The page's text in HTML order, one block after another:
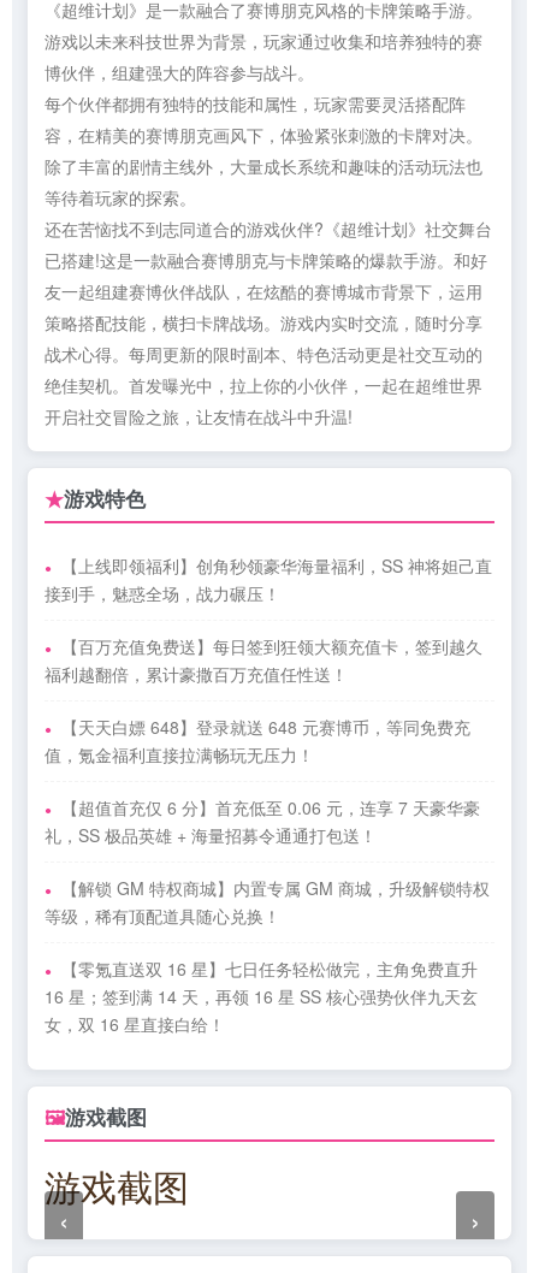
《超维计划》是一款融合了赛博朋克风格的卡牌策略手游。
游戏以未来科技世界为背景，玩家通过收集和培养独特的赛
博伙伴，组建强大的阵容参与战斗。
每个伙伴都拥有独特的技能和属性，玩家需要灵活搭配阵
容，在精美的赛博朋克画风下，体验紧张刺激的卡牌对决。
除了丰富的剧情主线外，大量成长系统和趣味的活动玩法也
等待着玩家的探索。
还在苦恼找不到志同道合的游戏伙伴?《超维计划》社交舞台
已搭建!这是一款融合赛博朋克与卡牌策略的爆款手游。和好
友一起组建赛博伙伴战队，在炫酷的赛博城市背景下，运用
策略搭配技能，横扫卡牌战场。游戏内实时交流，随时分享
战术心得。每周更新的限时副本、特色活动更是社交互动的
绝佳契机。首发曝光中，拉上你的小伙伴，一起在超维世界
开启社交冒险之旅，让友情在战斗中升温!
★游戏特色
【上线即领福利】创角秒领豪华海量福利，SS 神将妲己直
接到手，魅惑全场，战力碾压！
【百万充值免费送】每日签到狂领大额充值卡，签到越久
福利越翻倍，累计豪撒百万充值任性送！
【天天白嫖 648】登录就送 648 元赛博币，等同免费充
值，氪金福利直接拉满畅玩无压力！
【超值首充仅 6 分】首充低至 0.06 元，连享 7 天豪华豪
礼，SS 极品英雄 + 海量招募令通通打包送！
【解锁 GM 特权商城】内置专属 GM 商城，升级解锁特权
等级，稀有顶配道具随心兑换！
【零氪直送双 16 星】七日任务轻松做完，主角免费直升
16 星；签到满 14 天，再领 16 星 SS 核心强势伙伴九天玄
女，双 16 星直接白给！
🖼游戏截图
游戏截图
‹ ›